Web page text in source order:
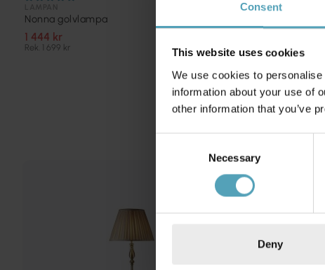
Consent
This website uses cookies
We use cookies to
information about your use of
other information that you’ve
Necessary
Deny
Nonna golvlampa
1 444 kr
Rek. 1 699 kr
BY RYDÉNS
Rek. 2 599 kr
KAMPANJ